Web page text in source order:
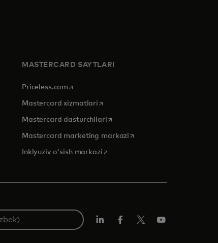
MASTERCARD SAYTLARI
Priceless.com opens in a new tab
Mastercard xizmatlari opens in a new tab
Mastercard dasturchilariopens in a new tab
Mastercard marketing markazi opens in a new tab
Inklyuziv o'sish markaziopens in a new tab